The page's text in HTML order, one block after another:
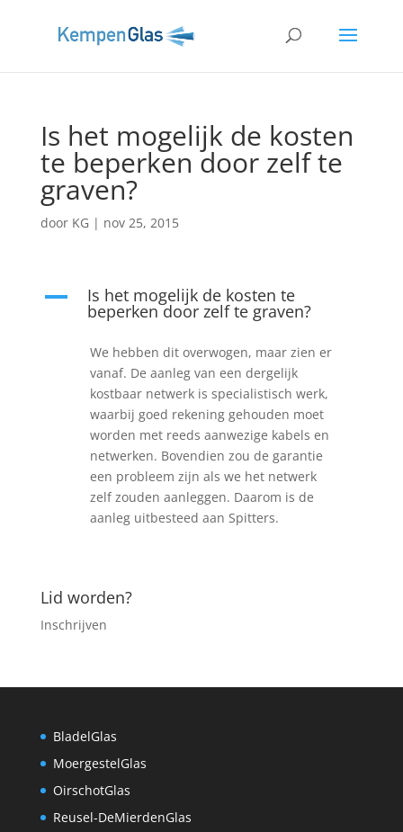
Is het mogelijk de kosten
te beperken door zelf te
graven?
door KG | nov 25, 2015
A Is het mogelijk de kosten te
beperken door zelf te graven?
We hebben dit overwogen, maar zien er
vanaf. De aanleg van een dergelijk
kostbaar netwerk is specialistisch werk,
waarbij goed rekening gehouden moet
worden met reeds aanwezige kabels en
netwerken. Bovendien zou de garantie
een probleem zijn als we het netwerk
zelf zouden aanleggen. Daarom is de
aanleg uitbesteed aan Spitters.
Lid worden?
Inschrijven
BladelGlas
MoergestelGlas
OirschotGlas
Reusel-DeMierdenGlas